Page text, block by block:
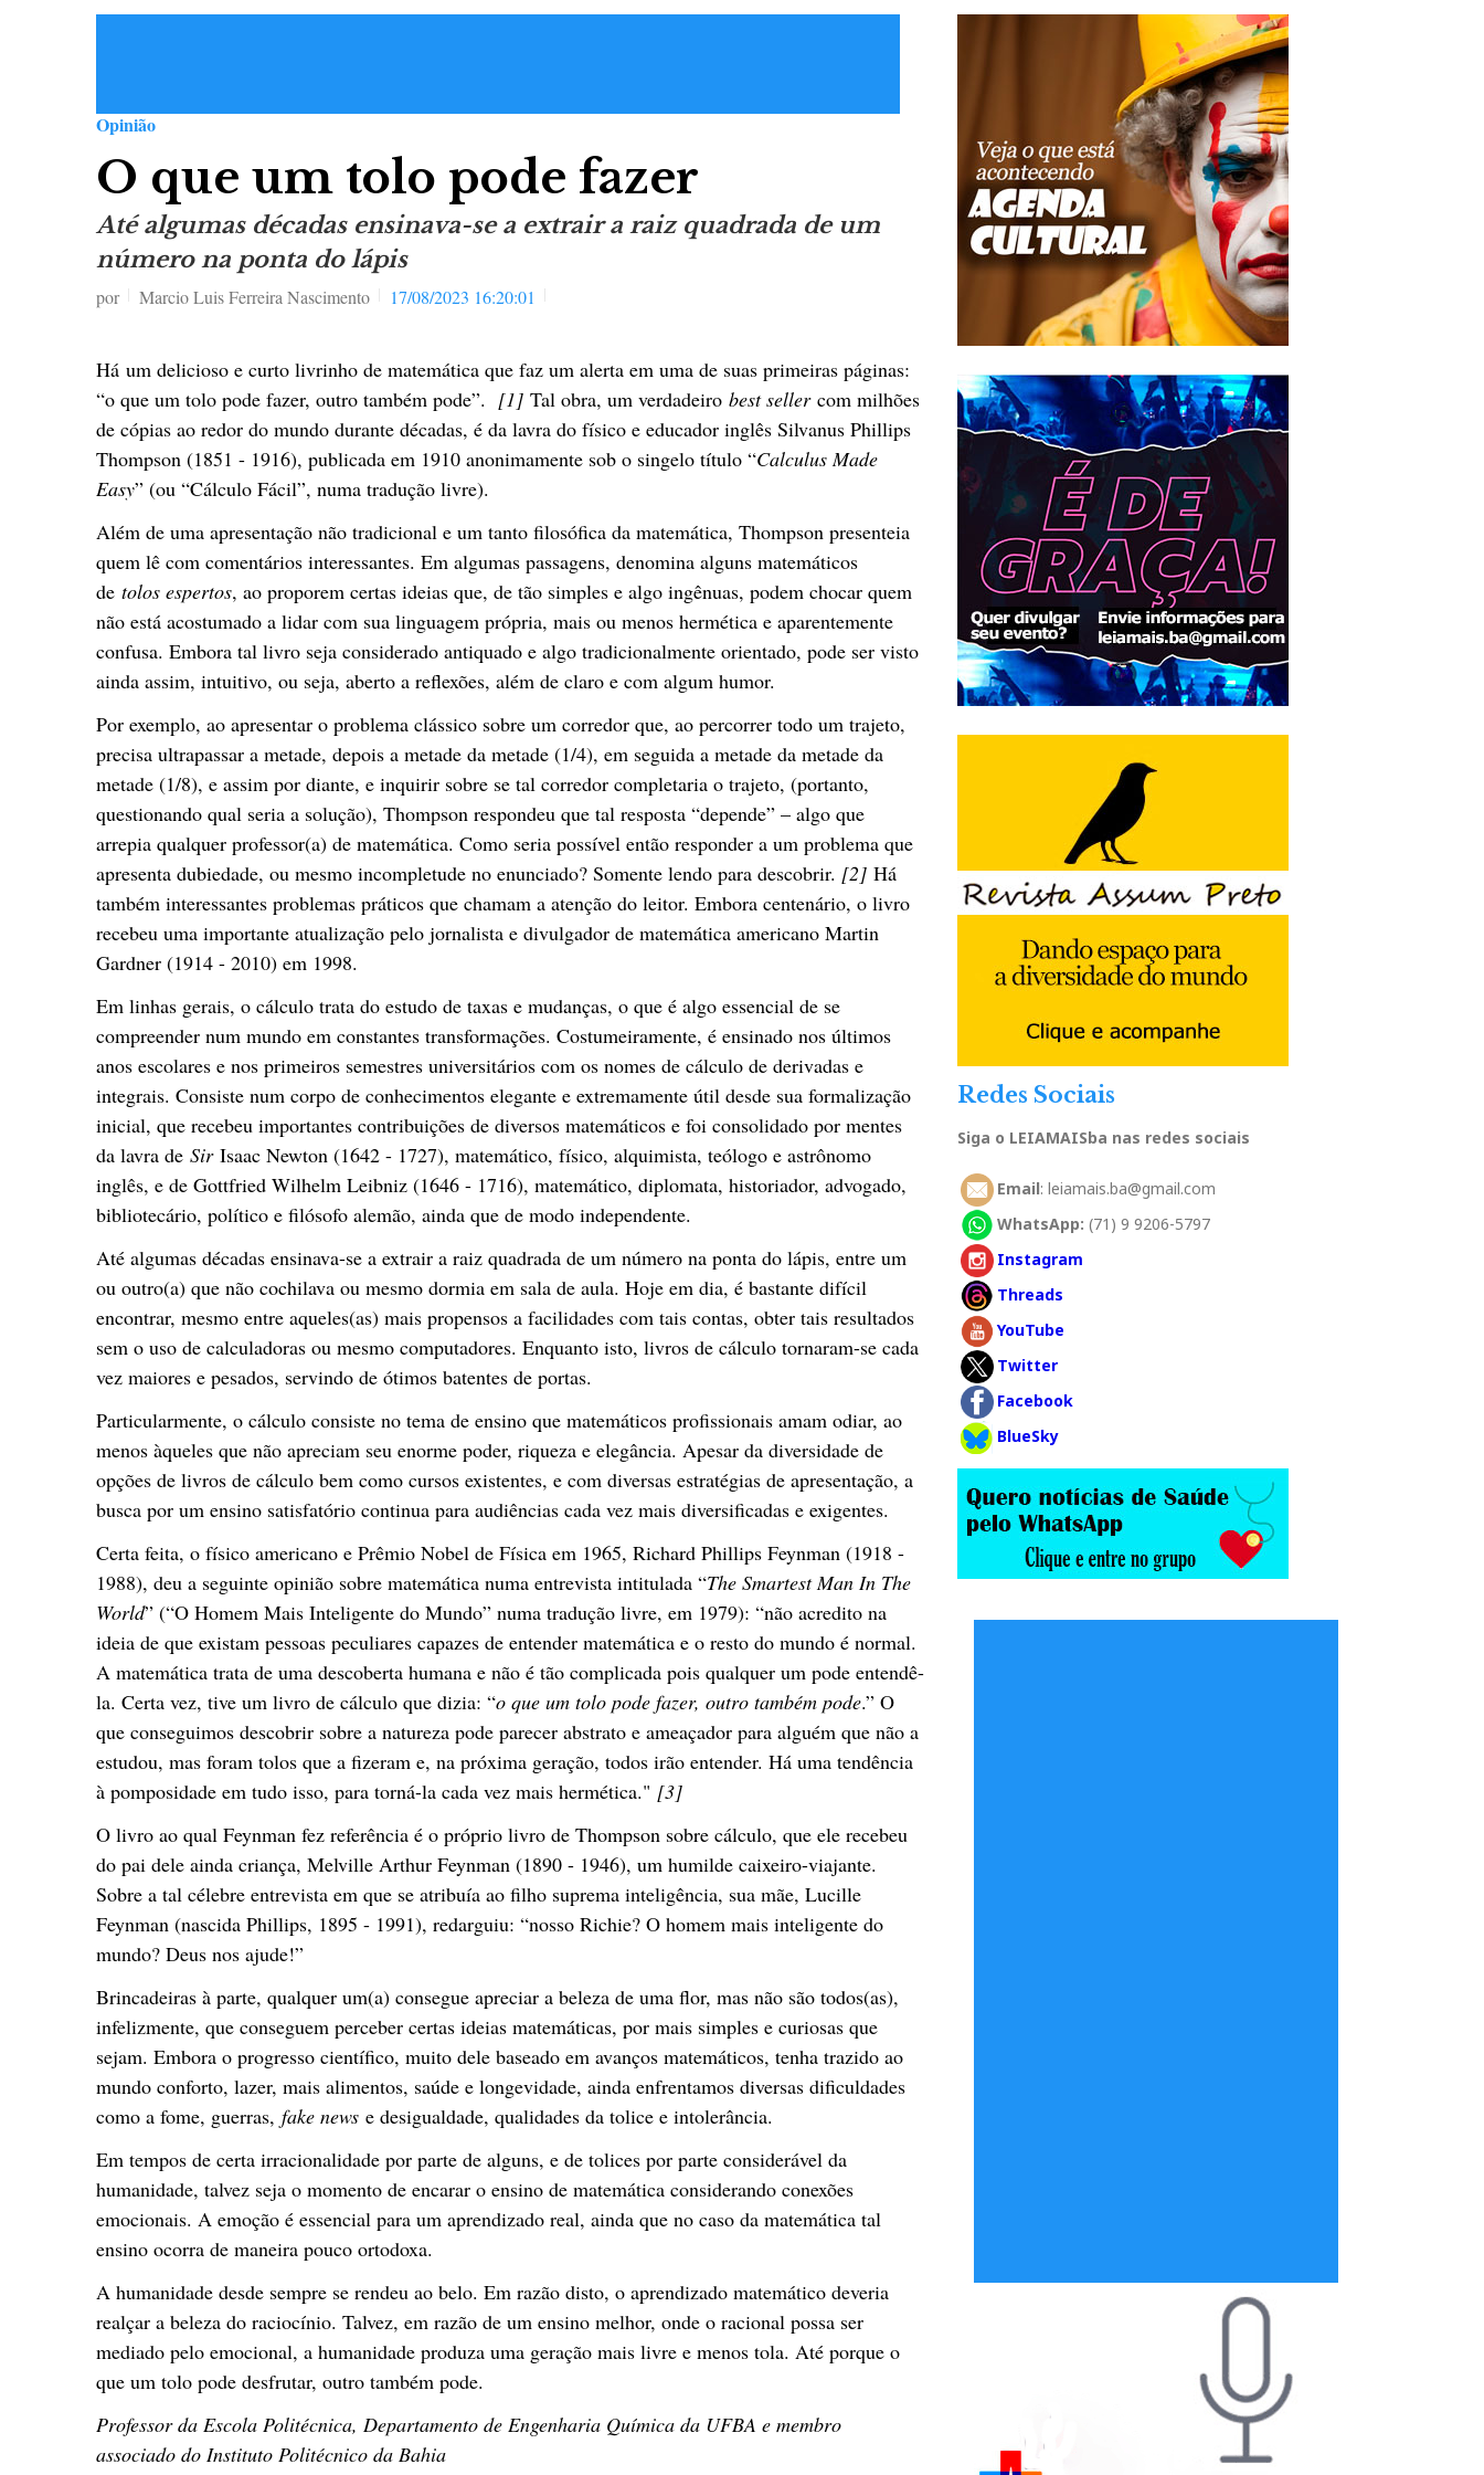
Opinião
O que um tolo pode fazer
Até algumas décadas ensinava-se a extrair a raiz quadrada de um
número na ponta do lápis
por Marcio Luis Ferreira Nascimento 17/08/2023 16:20:01
Há um delicioso e curto livrinho de matemática que faz um alerta em uma de suas primeiras páginas:
“o que um tolo pode fazer, outro também pode”. [1] Tal obra, um verdadeiro best sellercom milhões
de cópias ao redor do mundo durante décadas, é da lavra do físico e educador inglês Silvanus Phillips
Thompson (1851 - 1916), publicada em 1910 anonimamente sob o singelo título “Calculus Made
Easy” (ou “Cálculo Fácil”, numa tradução livre).
Além de uma apresentação não tradicional e um tanto filosófica da matemática, Thompson presenteia
quem lê com comentários interessantes. Em algumas passagens, denomina alguns matemáticos
de tolos espertos, ao proporem certas ideias que, de tão simples e algo ingênuas, podem chocar quem
não está acostumado a lidar com sua linguagem própria, mais ou menos hermética e aparentemente
confusa. Embora tal livro seja considerado antiquado e algo tradicionalmente orientado, pode ser visto
ainda assim, intuitivo, ou seja, aberto a reflexões, além de claro e com algum humor.
Por exemplo, ao apresentar o problema clássico sobre um corredor que, ao percorrer todo um trajeto,
precisa ultrapassar a metade, depois a metade da metade (1/4), em seguida a metade da metade da
metade (1/8), e assim por diante, e inquirir sobre se tal corredor completaria o trajeto, (portanto,
questionando qual seria a solução), Thompson respondeu que tal resposta “depende” – algo que
arrepia qualquer professor(a) de matemática. Como seria possível então responder a um problema que
apresenta dubiedade, ou mesmo incompletude no enunciado? Somente lendo para descobrir. [2] Há
também interessantes problemas práticos que chamam a atenção do leitor. Embora centenário, o livro
recebeu uma importante atualização pelo jornalista e divulgador de matemática americano Martin
Gardner (1914 - 2010) em 1998.
Em linhas gerais, o cálculo trata do estudo de taxas e mudanças, o que é algo essencial de se
compreender num mundo em constantes transformações. Costumeiramente, é ensinado nos últimos
anos escolares e nos primeiros semestres universitários com os nomes de cálculo de derivadas e
integrais. Consiste num corpo de conhecimentos elegante e extremamente útil desde sua formalização
inicial, que recebeu importantes contribuições de diversos matemáticos e foi consolidado por mentes
da lavra de SirIsaac Newton (1642 - 1727), matemático, físico, alquimista, teólogo e astrônomo
inglês, e de Gottfried Wilhelm Leibniz (1646 - 1716), matemático, diplomata, historiador, advogado,
bibliotecário, político e filósofo alemão, ainda que de modo independente.
Até algumas décadas ensinava-se a extrair a raiz quadrada de um número na ponta do lápis, entre um
ou outro(a) que não cochilava ou mesmo dormia em sala de aula. Hoje em dia, é bastante difícil
encontrar, mesmo entre aqueles(as) mais propensos a facilidades com tais contas, obter tais resultados
sem o uso de calculadoras ou mesmo computadores. Enquanto isto, livros de cálculo tornaram-se cada
vez maiores e pesados, servindo de ótimos batentes de portas.
Particularmente, o cálculo consiste no tema de ensino que matemáticos profissionais amam odiar, ao
menos àqueles que não apreciam seu enorme poder, riqueza e elegância. Apesar da diversidade de
opções de livros de cálculo bem como cursos existentes, e com diversas estratégias de apresentação, a
busca por um ensino satisfatório continua para audiências cada vez mais diversificadas e exigentes.
Certa feita, o físico americano e Prêmio Nobel de Física em 1965, Richard Phillips Feynman (1918 -
1988), deu a seguinte opinião sobre matemática numa entrevista intitulada “The Smartest Man In The
World” (“O Homem Mais Inteligente do Mundo” numa tradução livre, em 1979): “não acredito na
ideia de que existam pessoas peculiares capazes de entender matemática e o resto do mundo é normal.
A matemática trata de uma descoberta humana e não é tão complicada pois qualquer um pode entendê-
la. Certa vez, tive um livro de cálculo que dizia: “o que um tolo pode fazer, outro também pode.” O
que conseguimos descobrir sobre a natureza pode parecer abstrato e ameaçador para alguém que não a
estudou, mas foram tolos que a fizeram e, na próxima geração, todos irão entender. Há uma tendência
à pomposidade em tudo isso, para torná-la cada vez mais hermética." [3]
O livro ao qual Feynman fez referência é o próprio livro de Thompson sobre cálculo, que ele recebeu
do pai dele ainda criança, Melville Arthur Feynman (1890 - 1946), um humilde caixeiro-viajante.
Sobre a tal célebre entrevista em que se atribuía ao filho suprema inteligência, sua mãe, Lucille
Feynman (nascida Phillips, 1895 - 1991), redarguiu: “nosso Richie? O homem mais inteligente do
mundo? Deus nos ajude!”
Brincadeiras à parte, qualquer um(a) consegue apreciar a beleza de uma flor, mas não são todos(as),
infelizmente, que conseguem perceber certas ideias matemáticas, por mais simples e curiosas que
sejam. Embora o progresso científico, muito dele baseado em avanços matemáticos, tenha trazido ao
mundo conforto, lazer, mais alimentos, saúde e longevidade, ainda enfrentamos diversas dificuldades
como a fome, guerras, fake news e desigualdade, qualidades da tolice e intolerância.
Em tempos de certa irracionalidade por parte de alguns, e de tolices por parte considerável da
humanidade, talvez seja o momento de encarar o ensino de matemática considerando conexões
emocionais. A emoção é essencial para um aprendizado real, ainda que no caso da matemática tal
ensino ocorra de maneira pouco ortodoxa.
A humanidade desde sempre se rendeu ao belo. Em razão disto, o aprendizado matemático deveria
realçar a beleza do raciocínio. Talvez, em razão de um ensino melhor, onde o racional possa ser
mediado pelo emocional, a humanidade produza uma geração mais livre e menos tola. Até porque o
que um tolo pode desfrutar, outro também pode.
Professor da Escola Politécnica, Departamento de Engenharia Química da UFBA e membro
associado do Instituto Politécnico da Bahia
Redes Sociais
Siga o LEIAMAISba nas redes sociais
Email: leiamais.ba@gmail.com
WhatsApp: (71) 9 9206-5797
Instagram
Threads
YouTube
Twitter
Facebook
BlueSky